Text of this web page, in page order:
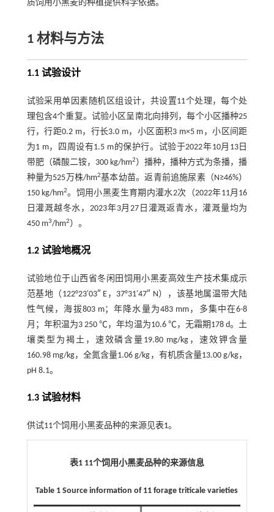
质饲用小黑麦的种植提供科学依据。
1 材料与方法
1.1 试验设计
试验采用单因素随机区组设计，共设置11个处理，每个处
理包含4个重复。试验小区呈南北向排列，每个小区播种25
行，行距0.2 m，行长3.0 m，小区面积3 m×5 m，小区间距
为1 m，四周设有1.5 m的保护行。试验于2022年10月13日
带肥（磷酸二铵，300 kg/hm2）播种，播种方式为条播，播
种量为525万株/hm2基本幼苗。返青前追施尿素（N≥46%）
150 kg/hm2。饲用小黑麦生育期内灌水2次（2022年11月16
日灌溉越冬水，2023年3月27日灌溉返青水，灌溉量均为
450 m3/hm2）。
1.2 试验地概况
试验地位于山西省冬闲田饲用小黑麦高效生产技术集成示
范基地（122°23′03″ E，37°31′47″ N），该基地属温带大陆
性气候，海拔803 m；年降水量为483 mm，多集中在6-8
月；年积温为3 250 ℃，年均温为10.6 ℃，无霜期178 d。土
壤类型为褐土，速效磷含量19.80 mg/kg，速效钾含量
160.98 mg/kg，全氮含量1.06 g/kg，有机质含量13.00 g/kg，
pH 8.1。
1.3 试验材料
供试11个饲用小黑麦品种的来源见表1。
表1 11个饲用小黑麦品种的来源信息
Table 1 Source information of 11 forage triticale varieties